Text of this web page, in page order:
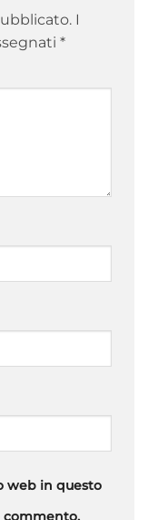
I
*
web in questo
commento.